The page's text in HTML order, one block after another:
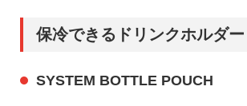
保冷できるドリンクホルダー
SYSTEM BOTTLE POUCH